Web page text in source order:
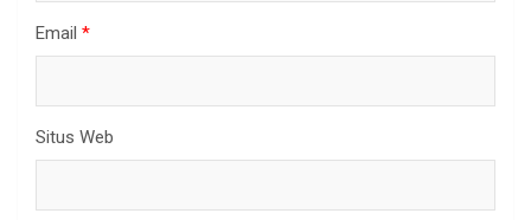
Email *
Situs Web